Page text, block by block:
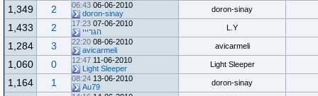
doron-sinay
06-06-2010
06:43
doron-sinay
2
1,349
L.Y
07-06-2010
17:23
הגרייי
2
1,433
avicarmeli
08-06-2010
22:20
avicarmeli
3
1,284
Light Sleeper
11-06-2010
12:47
Light Sleeper
0
1,060
doron-sinay
13-06-2010
08:24
Au79
1
1,164